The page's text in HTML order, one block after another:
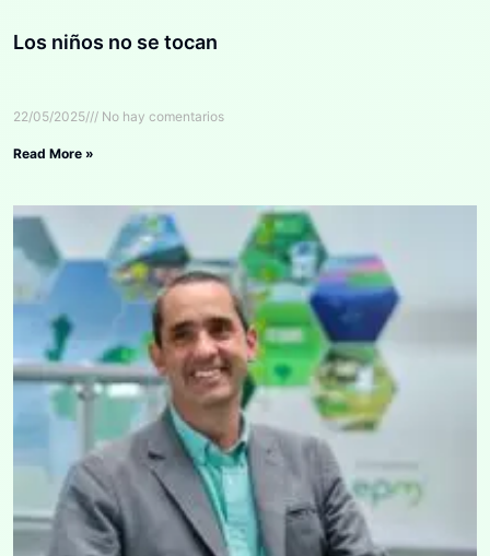
Los niños no se tocan
22/05/2025 No hay comentarios
Read More »